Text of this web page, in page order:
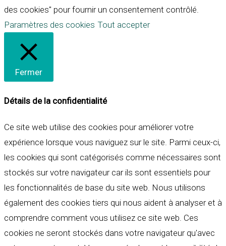
des cookies" pour fournir un consentement contrôlé.
Paramètres des cookies Tout accepter
Fermer
Détails de la confidentialité
Ce site web utilise des cookies pour améliorer votre
expérience lorsque vous naviguez sur le site. Parmi ceux-ci,
les cookies qui sont catégorisés comme nécessaires sont
stockés sur votre navigateur car ils sont essentiels pour
les fonctionnalités de base du site web. Nous utilisons
également des cookies tiers qui nous aident à analyser et à
comprendre comment vous utilisez ce site web. Ces
cookies ne seront stockés dans votre navigateur qu'avec